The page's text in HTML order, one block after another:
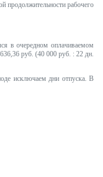
продолжительности рабочего
в очередном оплачиваемом
руб. (40 000 руб. : 22 дн.
исключаем дни отпуска. В